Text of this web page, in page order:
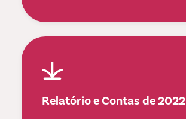
Relatório e Contas de 2022